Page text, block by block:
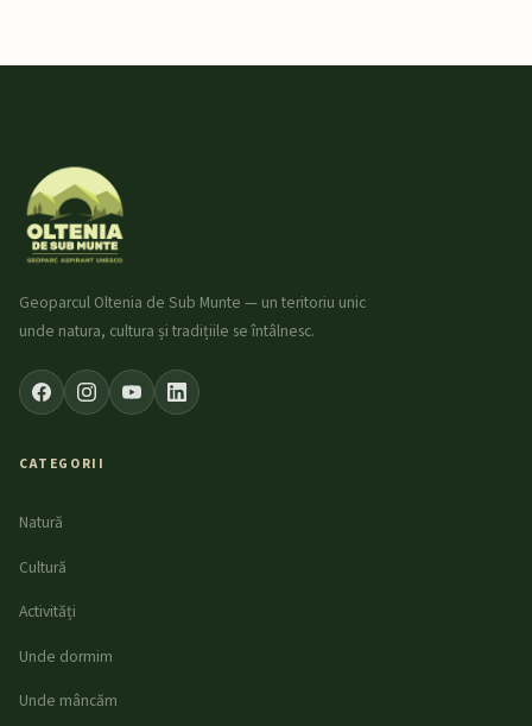
Geoparcul Oltenia de Sub Munte — un teritoriu unic
unde natura, cultura și tradițiile se întâlnesc.
CATEGORII
Natură
Cultură
Activități
Unde dormim
Unde mâncăm